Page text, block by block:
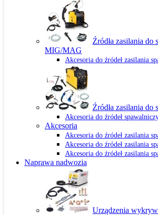
Źródła zasilania do
MIG/MAG
Akcesoria do źródeł zasilania
Źródła zasilania do
Akcesoria do źródeł
Akcesoria
Akcesoria do źródeł zasilania
Akcesoria do źródeł zasilania
Akcesoria do źródeł zasilania
Naprawa nadwozia
Urządzenia